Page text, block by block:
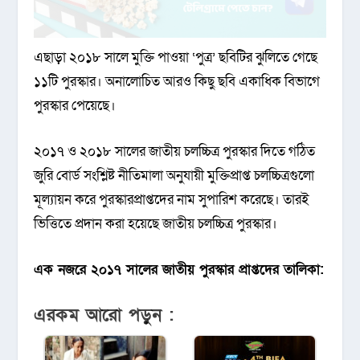
এছাড়া ২০১৮ সালে মুক্তি পাওয়া ‘পুত্র’ ছবিটির ঝুলিতে গেছে
১১টি পুরস্কার। অনালোচিত আরও কিছু ছবি একাধিক বিভাগে
পুরস্কার পেয়েছে।
২০১৭ ও ২০১৮ সালের জাতীয় চলচ্চিত্র পুরস্কার দিতে গঠিত
জুরি বোর্ড সংশ্লিষ্ট নীতিমালা অনুযায়ী মুক্তিপ্রাপ্ত চলচ্চিত্রগুলো
মূল্যায়ন করে পুরস্কারপ্রাপ্তদের নাম সুপারিশ করেছে। তারই
ভিত্তিতে প্রদান করা হয়েছে জাতীয় চলচ্চিত্র পুরস্কার।
এক নজরে ২০১৭ সালের জাতীয় পুরস্কার প্রাপ্তদের তালিকা:
এরকম আরো পড়ুন :